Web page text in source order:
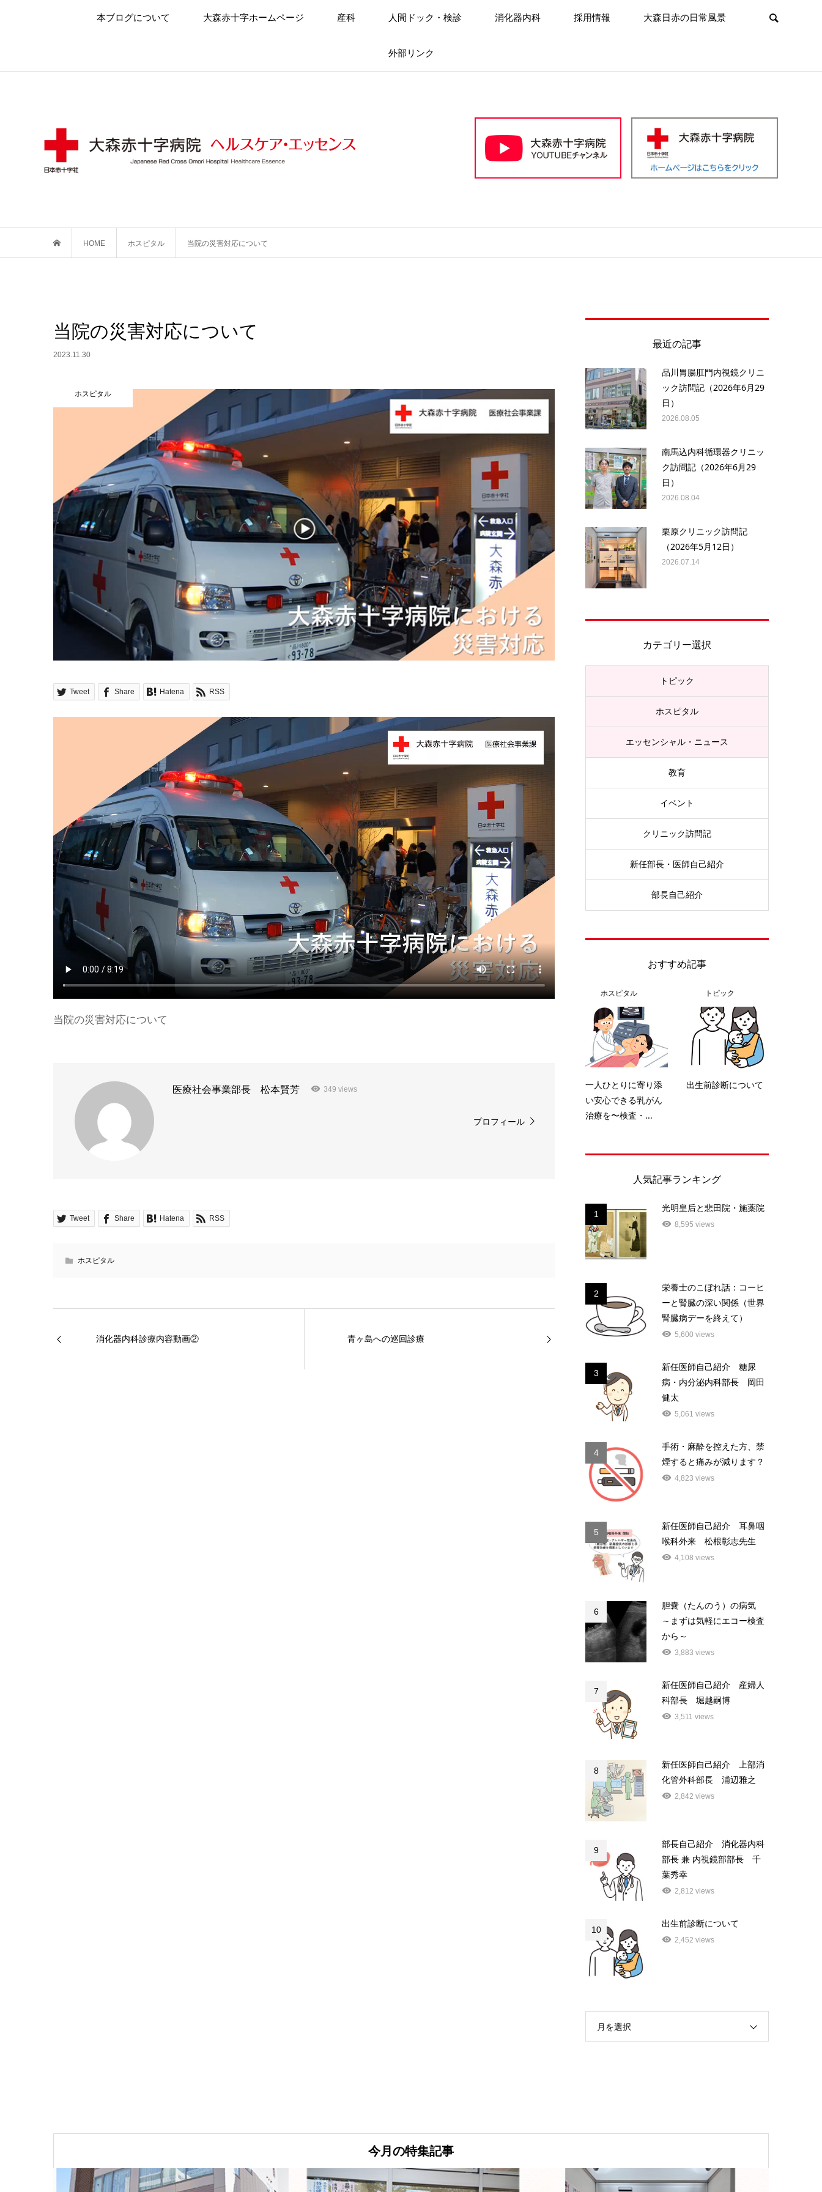
本ブログについて 大森赤十字ホームページ 産科 人間ドック・検診 消化器内科 採用情報 大森日赤の日常風景
外部リンク
HOME ホスピタル 当院の災害対応について
当院の災害対応について
2023.11.30
ホスピタル
Tweet Share Hatena RSS
当院の災害対応について
医療社会事業部長 松本賢芳 349 views
プロフィール
Tweet Share Hatena RSS
ホスピタル
消化器内科診療内容動画② 青ヶ島への巡回診療
最近の記事
品川胃腸肛門内視鏡クリニ
ック訪問記（2026年6月29
日）
2026.08.05
南馬込内科循環器クリニッ
ク訪問記（2026年6月29
日）
2026.08.04
栗原クリニック訪問記
（2026年5月12日）
2026.07.14
カテゴリー選択
トピック
ホスピタル
エッセンシャル・ニュース
教育
イベント
クリニック訪問記
新任部長・医師自己紹介
部長自己紹介
おすすめ記事
ホスピタル
一人ひとりに寄り添
い安心できる乳がん
治療を〜検査・...
トピック
出生前診断について
人気記事ランキング
1
光明皇后と悲田院・施薬院
8,595 views
2
栄養士のこぼれ話：コーヒ
ーと腎臓の深い関係（世界
腎臓病デーを終えて）
5,600 views
3
新任医師自己紹介 糖尿
病・内分泌内科部長 岡田
健太
5,061 views
4
手術・麻酔を控えた方、禁
煙すると痛みが減ります？
4,823 views
5
新任医師自己紹介 耳鼻咽
喉科外来 松根彰志先生
4,108 views
6
胆嚢（たんのう）の病気
～まずは気軽にエコー検査
から～
3,883 views
7
新任医師自己紹介 産婦人
科部長 堀越嗣博
3,511 views
8
新任医師自己紹介 上部消
化管外科部長 浦辺雅之
2,842 views
9
部長自己紹介 消化器内科
部長 兼 内視鏡部部長 千
葉秀幸
2,812 views
10
出生前診断について
2,452 views
月を選択
今月の特集記事